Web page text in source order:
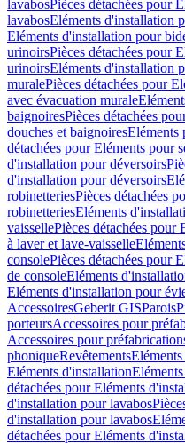
lavabosPièces détachées pour
lavabosEléments d'installation
Eléments d'installation pour
urinoirsPièces détachées pour
urinoirsEléments d'installation
muralePièces détachées pour
avec évacuation murale
baignoiresPièces détachées
douches et baignoiresEléments
détachées pour Eléments pour
d'installation pour déversoirs
d'installation pour déversoirs
robinetteriesPièces détachées
robinetteriesEléments
vaissellePièces détachées pour
à laver et lave-vaisselle
consolePièces détachées pour
de consoleEléments
Eléments d'installation pour
AccessoiresGeberit GISParois
porteursAccessoires pour
Accessoires pour
phoniqueRevêtements
Eléments d'installation
détachées pour Eléments
d'installation pour lavabos
d'installation pour lavabos
détachées pour Eléments